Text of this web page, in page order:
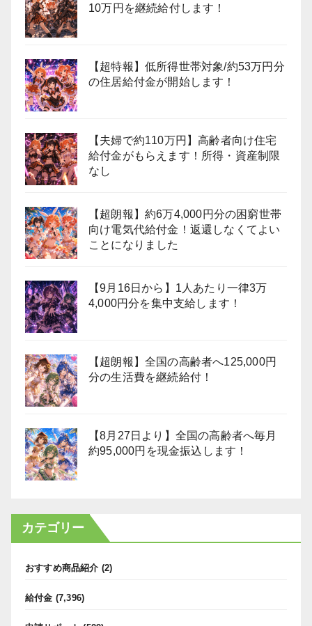
10万円を継続給付します！
【超特報】低所得世帯対象/約53万円分
の住居給付金が開始します！
【夫婦で約110万円】高齢者向け住宅
給付金がもらえます！所得・資産制限
なし
【超朗報】約6万4,000円分の困窮世帯
向け電気代給付金！返還しなくてよい
ことになりました
【9月16日から】1人あたり一律3万
4,000円分を集中支給します！
【超朗報】全国の高齢者へ125,000円
分の生活費を継続給付！
【8月27日より】全国の高齢者へ毎月
約95,000円を現金振込します！
カテゴリー
おすすめ商品紹介 (2)
給付金 (7,396)